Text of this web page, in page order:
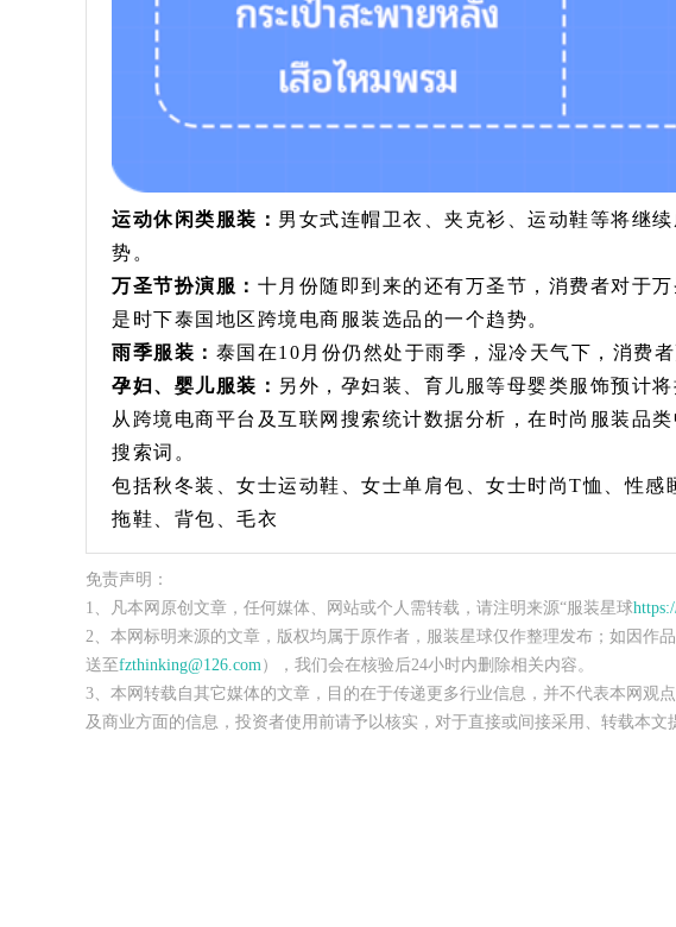
运动休闲类服装： 男女式连帽卫衣、夹克衫、运动鞋等将继
势。
万圣节扮演服： 十月份随即到来的还有万圣节，消费者对于
是时下泰国地区跨境电商服装选品的一个趋势。
雨季服装： 泰国在10月份仍然处于雨季，湿冷天气下，消费
孕妇、婴儿服装： 另外，孕妇装、育儿服等母婴类服饰预计将
从跨境电商平台及互联网搜索统计数据分析，在时尚服装品
搜索词。
包括秋冬装、女士运动鞋、女士单肩包、女士时尚T恤、性
拖鞋、背包、毛衣
免责声明：
1、凡本网原创文章，任何媒体、网站或个人需转载，请注明来源“服装星球
2、本网标明来源的文章，版权均属于原作者，服装星球仅作整理发布；如因作
送至fzthinking@126.com ），我们会在核验后24小时内删除相关内容。
3、本网转载自其它媒体的文章，目的在于传递更多行业信息，并不代表本网观
及商业方面的信息，投资者使用前请予以核实，对于直接或间接采用、转载本文